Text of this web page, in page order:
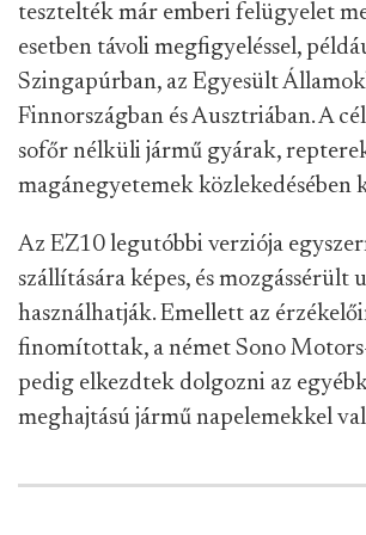
tesztelték már emberi felügyelet
esetben távoli megfigyeléssel,
Szingapúrban, az Egyesült
Finnországban és Ausztriában. A
sofőr nélküli jármű gyárak,
magánegyetemek közlekedésében
Az EZ10 legutóbbi verziója
szállítására képes, és mozgássérült
használhatják. Emellett az
finomítottak, a német Sono
pedig elkezdtek dolgozni az
meghajtású jármű napelemekkel